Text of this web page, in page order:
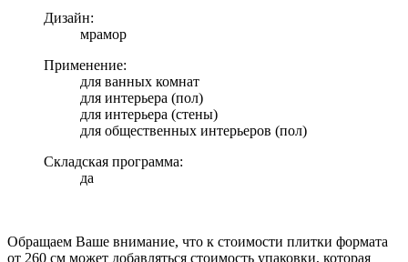
Дизайн:
мрамор
Применение:
для ванных комнат
для интерьера (пол)
для интерьера (стены)
для общественных интерьеров (пол)
Складская программа:
да
Обращаем Ваше внимание, что к стоимости плитки формата
от 260 см может добавляться стоимость упаковки, которая